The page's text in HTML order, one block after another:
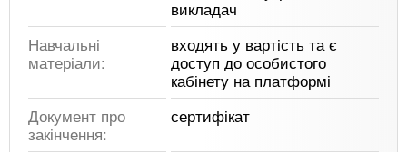
викладач
Навчальні
матеріали:
входять у вартість та є
доступ до особистого
кабінету на платформі
Документ про
закінчення:
сертифікат